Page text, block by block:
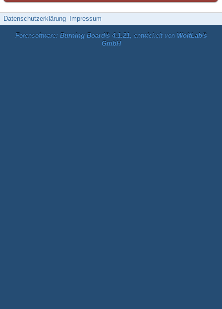
Datenschutzerklärung Impressum
Forensoftware: Burning Board® 4.1.21, entwickelt von WoltLab®
GmbH